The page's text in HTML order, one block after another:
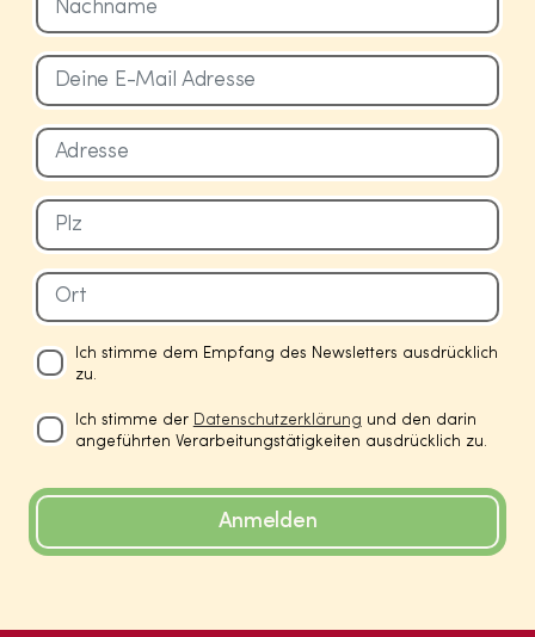
Ich stimme dem Empfang des Newsletters ausdrücklich
zu.
Ich stimme der Datenschutzerklärung und den darin
angeführten Verarbeitungstätigkeiten ausdrücklich zu.
Anmelden